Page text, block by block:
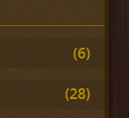
(6)
(28)